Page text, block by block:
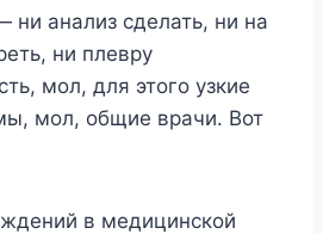
ни анализ сделать, ни на
ни плевру
мол, для этого узкие
мол, общие врачи. Вот
в медицинской